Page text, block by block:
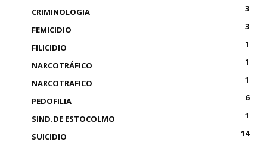
CRIMINOLOGIA
3
FEMICIDIO
3
FILICIDIO
1
NARCOTRÁFICO
1
NARCOTRAFICO
1
PEDOFILIA
6
SIND.DE ESTOCOLMO
1
SUICIDIO
14